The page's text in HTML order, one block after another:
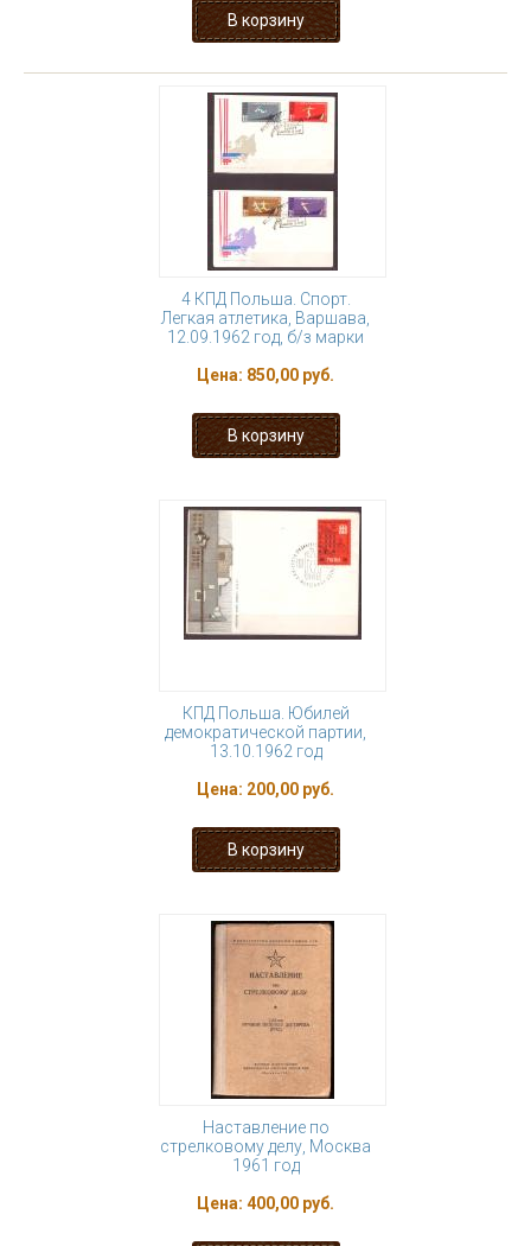
4 КПД Польша. Спорт.
Легкая атлетика, Варшава,
12.09.1962 год, б/з марки
Цена: 850,00 руб.
КПД Польша. Юбилей
демократической партии,
13.10.1962 год
Цена: 200,00 руб.
Наставление по
стрелковому делу, Москва
1961 год
Цена: 400,00 руб.